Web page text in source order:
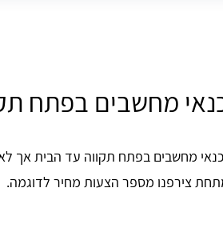
מחשבים בפתח
מחשבים בפתח תקווה עד הבית אך
צירפנו מספר הצעות מחיר לדוגמה.
Tia Swis